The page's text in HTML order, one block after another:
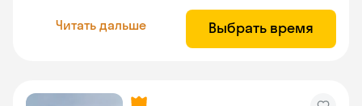
Читать дальше Выбрать время